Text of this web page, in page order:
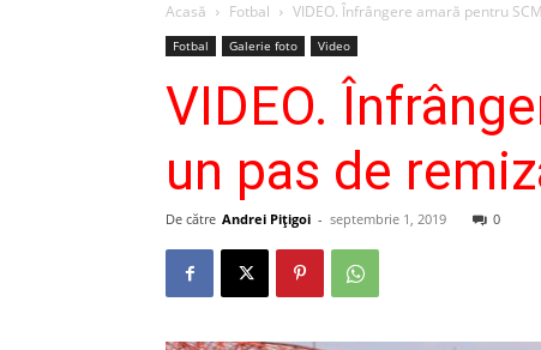
Acasă Fotbal VIDEO. Înfrângere amară pentru
Fotbal Galerie foto Video
VIDEO.
un pas de
De către Andrei Pițigoi - septembrie 1, 2019 0